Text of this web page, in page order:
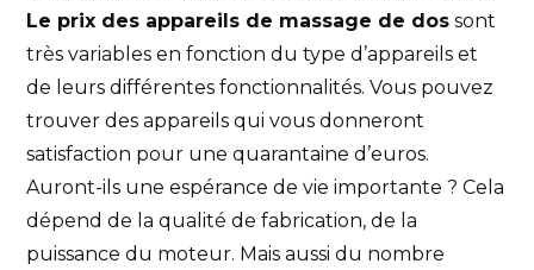
Le prix des appareils de massage de dos sont
très variables en fonction du type d’appareils et
de leurs différentes fonctionnalités. Vous pouvez
trouver des appareils qui vous donneront
satisfaction pour une quarantaine d’euros.
Auront-ils une espérance de vie importante ? Cela
dépend de la qualité de fabrication, de la
puissance du moteur. Mais aussi du nombre